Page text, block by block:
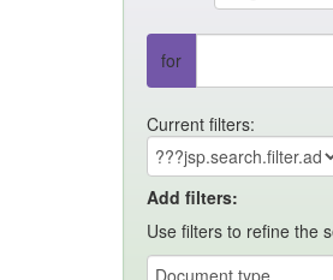
for
Current filters:
Add filters:
Use filters to refine the